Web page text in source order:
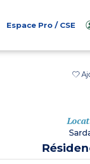
Espace Pro / CSE